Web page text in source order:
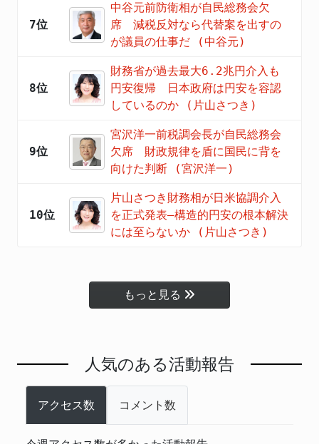
7位
中谷元前防衛相が自民総務会欠
席 減税反対なら代替案を出すの
が議員の仕事だ (中谷元)
8位
財務省が過去最大6.2兆円介入も
円安復帰 日本政府は円安を容認
しているのか (片山さつき)
9位
宮沢洋一前税調会長が自民総務会
欠席 財政規律を盾に国民に背を
向けた判断 (宮沢洋一)
10位
片山さつき財務相が日米協調介入
を正式発表―構造的円安の根本解決
には至らないか (片山さつき)
もっと見る
人気のある活動報告
アクセス数 コメント数